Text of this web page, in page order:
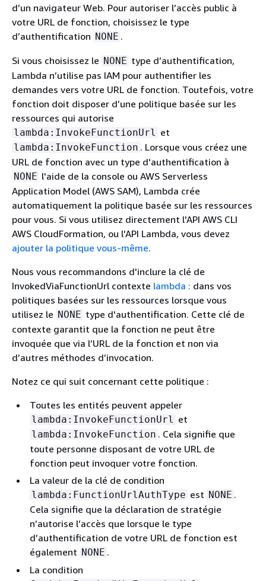
d’un navigateur Web. Pour autoriser l’accès public à
votre URL de fonction, choisissez le type
d’authentification NONE .
Si vous choisissez le NONE type d’authentification,
Lambda n’utilise pas IAM pour authentifier les
demandes vers votre URL de fonction. Toutefois, votre
fonction doit disposer d’une politique basée sur les
ressources qui autorise
lambda:InvokeFunctionUrl et
lambda:InvokeFunction . Lorsque vous créez une
URL de fonction avec un type d'authentification à
NONE l'aide de la console ou AWS Serverless
Application Model (AWS SAM), Lambda crée
automatiquement la politique basée sur les ressources
pour vous. Si vous utilisez directement l'API AWS CLI
AWS CloudFormation, ou l'API Lambda, vous devez
ajouter la politique vous-même.
Nous vous recommandons d'inclure la clé de
InvokedViaFunctionUrl contexte lambda : dans vos
politiques basées sur les ressources lorsque vous
utilisez le NONE type d'authentification. Cette clé de
contexte garantit que la fonction ne peut être
invoquée que via l’URL de la fonction et non via
d’autres méthodes d’invocation.
Notez ce qui suit concernant cette politique :
Toutes les entités peuvent appeler
lambda:InvokeFunctionUrl et
lambda:InvokeFunction . Cela signifie que
toute personne disposant de votre URL de
fonction peut invoquer votre fonction.
La valeur de la clé de condition
lambda:FunctionUrlAuthType est NONE .
Cela signifie que la déclaration de stratégie
n’autorise l’accès que lorsque le type
d’authentification de votre URL de fonction est
également NONE .
La condition